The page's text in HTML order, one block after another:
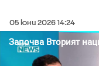
05 юни 2026 14:24